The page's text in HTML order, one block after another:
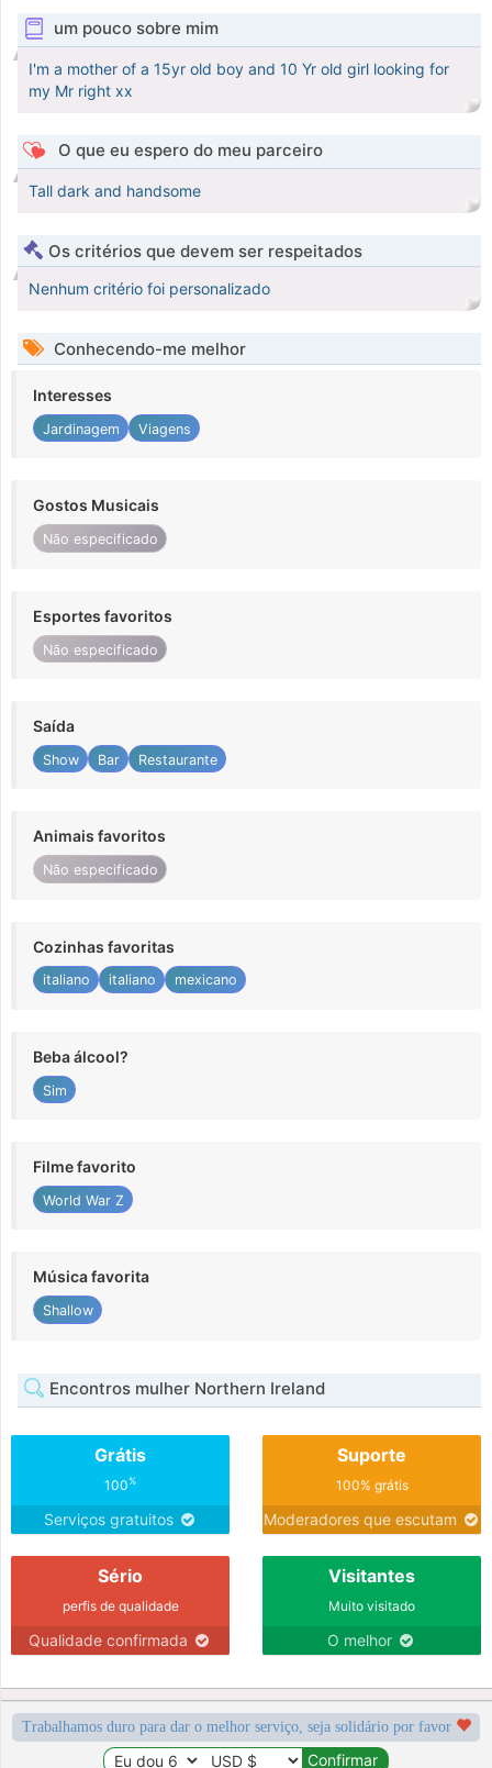
um pouco sobre mim
I'm a mother of a 15yr old boy and 10 Yr old girl looking for
my Mr right xx
O que eu espero do meu parceiro
Tall dark and handsome
Os critérios que devem ser respeitados
Nenhum critério foi personalizado
Conhecendo-me melhor
Interesses
Jardinagem Viagens
Gostos Musicais
Não especificado
Esportes favoritos
Não especificado
Saída
Show Bar Restaurante
Animais favoritos
Não especificado
Cozinhas favoritas
italiano italiano mexicano
Beba álcool?
Sim
Filme favorito
World War Z
Música favorita
Shallow
Encontros mulher Northern Ireland
Grátis
100%
Serviços gratuitos
Suporte
100% grátis
Moderadores que escutam
Sério
perfis de qualidade
Qualidade confirmada
Visitantes
Muito visitado
O melhor
Trabalhamos duro para dar o melhor serviço, seja solidário por favor